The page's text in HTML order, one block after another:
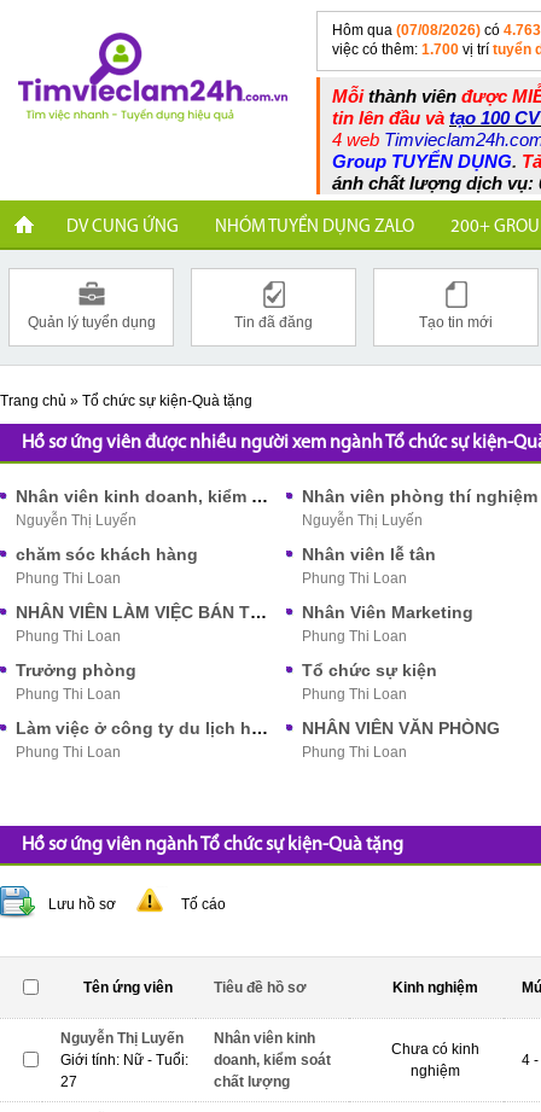
Hôm qua (07/08/2026) có 4.763
việc có thêm: 1.700 vị trí tuyển
Mỗithành viên được
tin lên đầu và tạo 100
4 web
Group TUYỂN DỤNG.
ánh chất lượng dịch vụ:
DV CUNG ỨNG NHÓM TUYỂN DỤNG ZALO 200+
Quản lý tuyển dụng Tin đã đăng Tạo tin mới
Trang chủ » Tổ chức sự kiện-Quà tặng
Hồ sơ ứng viên được nhiều người xem ngành Tổ chức sự kiện-
Nhân viên kinh doanh, kiểm soát chất lượng
Nguyễn Thị Luyến
Nhân viên phòng thí nghiệm
Nguyễn Thị Luyến
chăm sóc khách hàng
Phung Thi Loan
Nhân viên lễ tân
Phung Thi Loan
NHÂN VIÊN LÀM VIỆC BÁN THỜI GIAN
Phung Thi Loan
Nhân Viên Marketing
Phung Thi Loan
Trưởng phòng
Phung Thi Loan
Tổ chức sự kiện
Phung Thi Loan
Làm việc ở công ty du lịch hoặc khách sạn
Phung Thi Loan
NHÂN VIÊN VĂN PHÒNG
Phung Thi Loan
Hồ sơ ứng viên ngành Tổ chức sự kiện-Quà tặng
Lưu hồ sơ Tố cáo
Tên ứng viên Tiêu đề hồ sơ Kinh nghiệm
Nguyễn Thị Luyến
Giới tính: Nữ - Tuổi:
27
Nhân viên kinh
doanh, kiểm soát
chất lượng
Chưa có kinh
nghiệm
4